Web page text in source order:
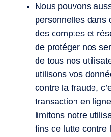
Nous pouvons
personnelles dans
des comptes et
de protéger nos
de tous nos
utilisons vos
contre la fraude,
transaction en
limitons notre
fins de lutte contre